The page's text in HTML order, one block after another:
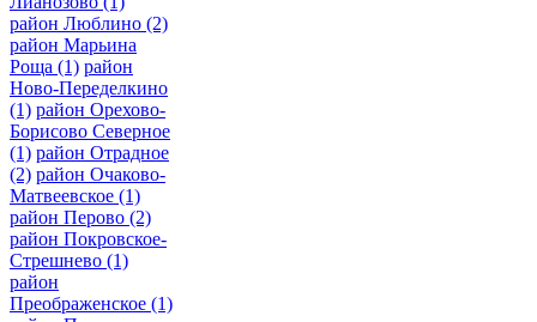
район Люблино (2)
район Марьина
Роща (1) район
Ново-Переделкино
(1) район Орехово-
Борисово Северное
(1) район Отрадное
(2) район Очаково-
Матвеевское (1)
район Перово (2)
район Покровское-
Стрешнево (1)
район
Преображенское (1)